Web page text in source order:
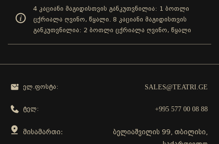
4 კაციანი მაგიდისთვის განკუთვნილია: 1 ბოთლი
ცქრიალა ღვინო, წყალი. 8 კაციანი მაგიდისთვის
განკუთვნილია: 2 ბოთლი ცქრიალა ღვინო, წყალი
ელ.ფოსტა: SALES@TEATRI.GE
ტელ: +995 577 00 08 88
მისამართი:
ბელიაშვილის 99, თბილისი,